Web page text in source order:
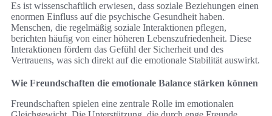
Es ist wissenschaftlich erwiesen, dass soziale Beziehungen einen
enormen Einfluss auf die psychische Gesundheit haben.
Menschen, die regelmäßig soziale Interaktionen pflegen,
berichten häufig von einer höheren Lebenszufriedenheit. Diese
Interaktionen fördern das Gefühl der Sicherheit und des
Vertrauens, was sich direkt auf die emotionale Stabilität auswirkt.
Wie Freundschaften die emotionale Balance stärken können
Freundschaften spielen eine zentrale Rolle im emotionalen